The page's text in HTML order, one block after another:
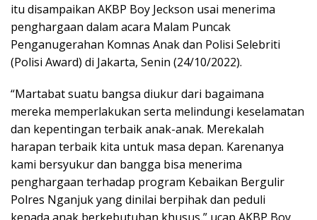
itu disampaikan AKBP Boy Jeckson usai menerima
penghargaan dalam acara Malam Puncak
Penganugerahan Komnas Anak dan Polisi Selebriti
(Polisi Award) di Jakarta, Senin (24/10/2022).
“Martabat suatu bangsa diukur dari bagaimana
mereka memperlakukan serta melindungi keselamatan
dan kepentingan terbaik anak-anak. Merekalah
harapan terbaik kita untuk masa depan. Karenanya
kami bersyukur dan bangga bisa menerima
penghargaan terhadap program Kebaikan Bergulir
Polres Nganjuk yang dinilai berpihak dan peduli